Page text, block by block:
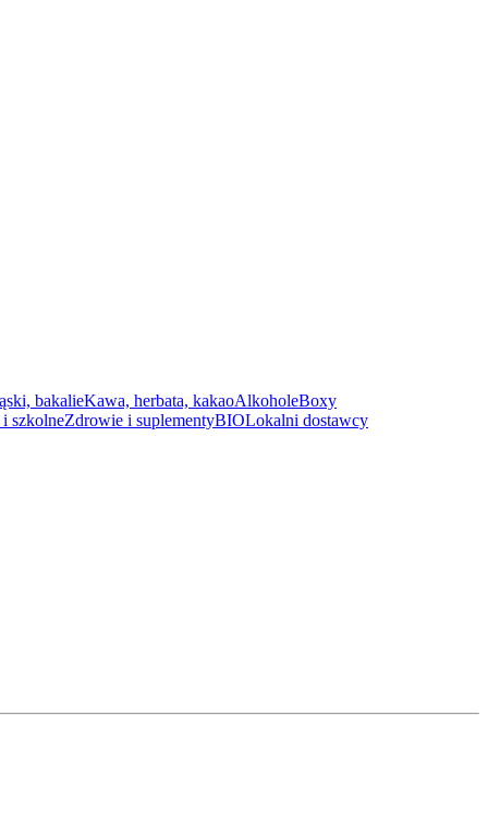
bakalieKawa, herbata, kakaoAlkoholeBoxy
szkolneZdrowie i suplementyBIOLokalni dostawcy